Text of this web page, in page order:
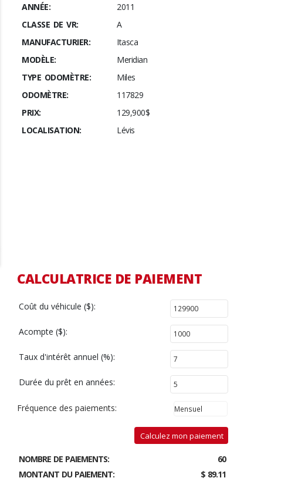
ANNÉE:
2011
CLASSE DE VR:
A
MANUFACTURIER:
Itasca
MODÈLE:
Meridian
TYPE ODOMÈTRE:
Miles
ODOMÈTRE:
117829
PRIX:
129,900$
LOCALISATION:
Lévis
CALCULATRICE DE PAIEMENT
Coût du véhicule ($):
Acompte ($):
Taux d'intérêt annuel (%):
Durée du prêt en années:
Fréquence des paiements:
Calculez mon paiement
NOMBRE DE PAIEMENTS:
60
MONTANT DU PAIEMENT:
$ 89.11